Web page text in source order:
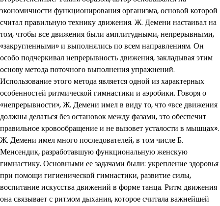
экономичности функционирования организма, основой которой
считал правильную технику движения. Ж. Демени настаивал на
том, чтобы все движения были амплитудными, непрерывными,
«закругленными» и выполнялись по всем направлениям. Он
особо подчеркивал непрерывность движения, закладывая этим
основу метода поточного выполнения упражнений.
Использование этого метода является одной из характерных
особенностей ритмической гимнастики и аэробики. Говоря о
«непрерывности», Ж. Демени имел в виду то, что «все движения
должны делаться без остановок между фазами, это обеспечит
правильное кровообращение и не вызовет усталости в мышцах».
Ж. Демени имел много последователей, в том числе Б.
Менсендик, разработавшую функциональную женскую
гимнастику. Основными ее задачами были: укрепление здоровья
при помощи гигиенической гимнастики, развитие силы,
воспитание искусства движений в форме танца. Ритм движения
она связывает с ритмом дыхания, которое считала важнейшей